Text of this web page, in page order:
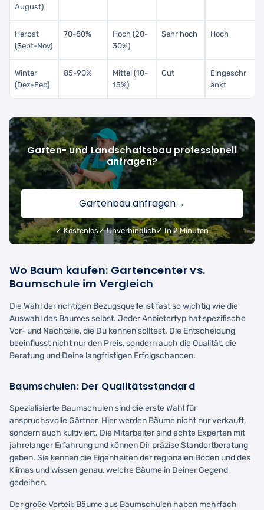
August)
Herbst
(Sept-Nov)
70-80%
Hoch (20-
30%)
Sehr hoch Hoch
Winter
(Dez-Feb)
85-90%
Mittel (10-
15%)
Gut
Eingeschr
änkt
Garten- und Landschaftsbau professionell
anfragen?
Gartenbau anfragen→
✓ Kostenlos ✓ Unverbindlich✓ In 2 Minuten
Wo Baum kaufen: Gartencenter vs.
Baumschule im Vergleich
Die Wahl der richtigen Bezugsquelle ist fast so wichtig wie die
Auswahl des Baumes selbst. Jeder Anbietertyp hat spezifische
Vor- und Nachteile, die Du kennen solltest. Die Entscheidung
beeinflusst nicht nur den Preis, sondern auch die Qualität, die
Beratung und Deine langfristigen Erfolgschancen.
Baumschulen: Der Qualitätsstandard
Spezialisierte Baumschulen sind die erste Wahl für
anspruchsvolle Gärtner. Hier werden Bäume nicht nur verkauft,
sondern auch kultiviert. Die Mitarbeiter sind echte Experten mit
jahrelanger Erfahrung und können Dir präzise Standortberatung
geben. Sie kennen die Eigenheiten der regionalen Böden und des
Klimas und wissen genau, welche Bäume in Deiner Gegend
gedeihen.
Der große Vorteil: Bäume aus Baumschulen haben mehrfach